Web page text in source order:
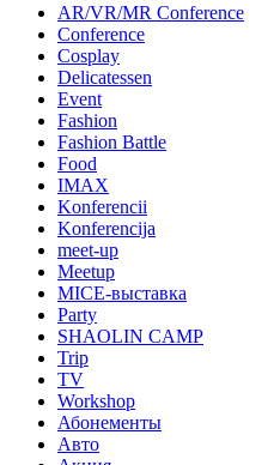
AR/VR/MR Conference
Conference
Cosplay
Delicatessen
Event
Fashion
Fashion Battle
Food
IMAX
Konferencii
Konferencija
meet-up
Meetup
MICE-выставка
Party
SHAOLIN CAMP
Trip
TV
Workshop
Абонементы
Авто